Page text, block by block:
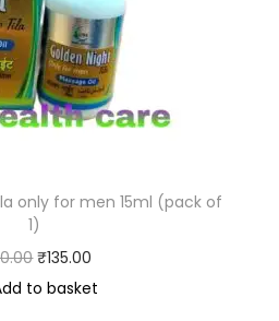
only for men 15ml (pack of
1)
₹135.00
to basket